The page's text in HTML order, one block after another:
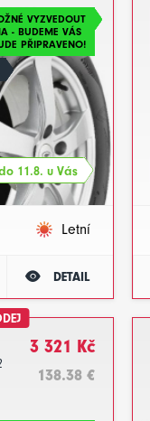
VYZVEDOUT
- BUDEME VÁS
PŘIPRAVENO!
11.8. u Vás
Letní
DETAIL
3 321 Kč
138.38 €